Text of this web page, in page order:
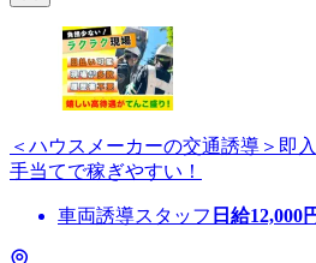
＜ハウスメーカーの交通誘導＞即
手当てで稼ぎやすい！
車両誘導スタッフ 日給12,000